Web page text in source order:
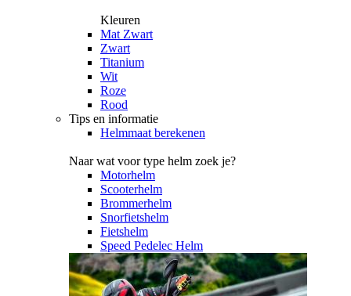
Kleuren
Mat Zwart
Zwart
Titanium
Wit
Roze
Rood
Tips en informatie
Helmmaat berekenen
Naar wat voor type helm zoek je?
Motorhelm
Scooterhelm
Brommerhelm
Snorfietshelm
Fietshelm
Speed Pedelec Helm